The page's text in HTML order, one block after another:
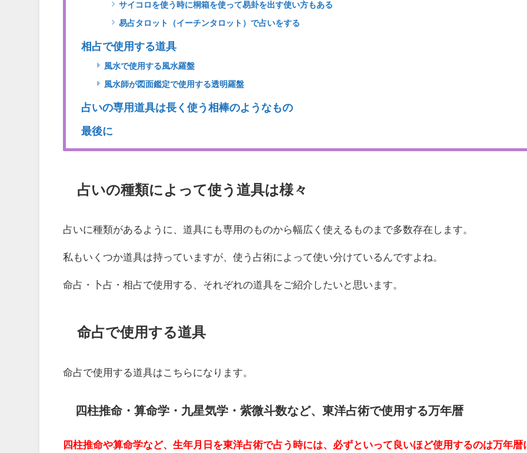
サイコロを使う時に桐箱を使って易卦を出す使い方もある
易占タロット（イーチンタロット）で占いをする
相占で使用する道具
風水で使用する風水羅盤
風水師が図面鑑定で使用する透明羅盤
占いの専用道具は長く使う相棒のようなもの
最後に
占いの種類によって使う道具は様々
占いに種類があるように、道具にも専用のものから幅広く使えるものまで多数存在します。
私もいくつか道具は持っていますが、使う占術によって使い分けているんですよね。
命占・卜占・相占で使用する、それぞれの道具をご紹介したいと思います。
命占で使用する道具
命占で使用する道具はこちらになります。
四柱推命・算命学・九星気学・紫微斗数など、東洋占術で使用する万年暦
四柱推命や算命学など、生年月日を東洋占術で占う時には、必ずといって良いほど使用するのは万年暦